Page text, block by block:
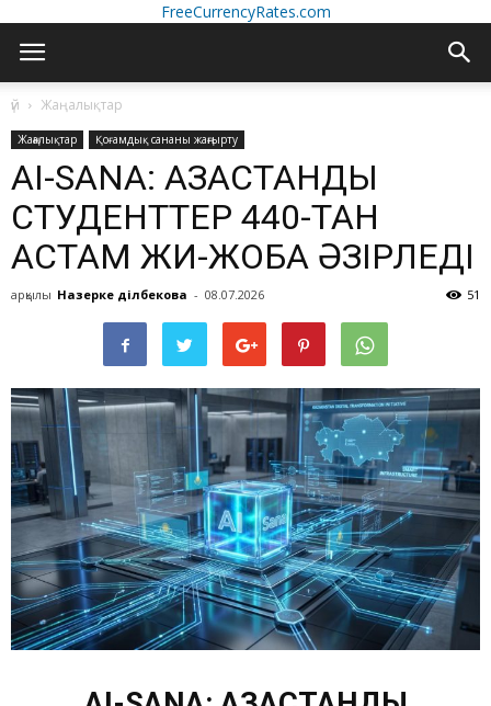
FreeCurrencyRates.com
үй Жаңалықтар
Жаңалықтар Қоғамдық сананы жаңғырту
AI-SANA: ҚАЗАҚСТАНДЫҚ
СТУДЕНТТЕР 440-ТАН
АСТАМ ЖИ-ЖОБА ӘЗІРЛЕДІ
арқылы Назерке Әділбекова - 08.07.2026 51